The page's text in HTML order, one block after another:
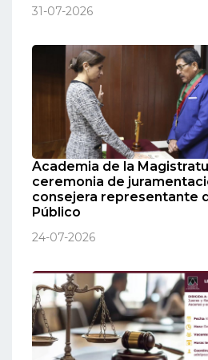
31-07-2026
Academia de la
ceremonia de
consejera representante
Público
24-07-2026